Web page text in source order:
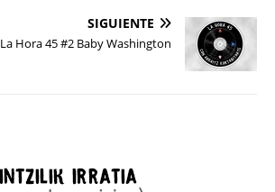
SIGUIENTE
La Hora 45 #2 Baby Washington